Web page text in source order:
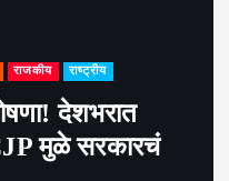
अभिनेता
लिलाव;